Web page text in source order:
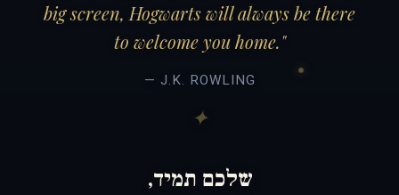
big screen, Hogwarts will always be there
to welcome you home."
— J.K. ROWLING
שלכם תמיד,